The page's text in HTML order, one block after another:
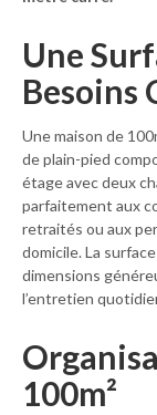
Une
Besoins
Une maison de
de plain-pied
étage avec deux
parfaitement aux
retraités ou aux
domicile. La
dimensions
l’entretien
100m²